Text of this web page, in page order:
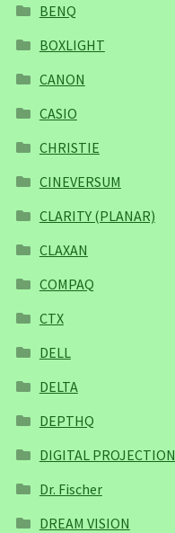
BENQ
BOXLIGHT
CANON
CASIO
CHRISTIE
CINEVERSUM
CLARITY (PLANAR)
CLAXAN
COMPAQ
CTX
DELL
DELTA
DEPTHQ
DIGITAL PROJECTION
Dr. Fischer
DREAM VISION